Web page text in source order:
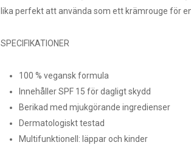
lika perfekt att använda som ett krämrouge för
SPECIFIKATIONER
100 % vegansk formula
Innehåller SPF 15 för dagligt skydd
Berikad med mjukgörande ingredienser
Dermatologiskt testad
Multifunktionell: läppar och kinder